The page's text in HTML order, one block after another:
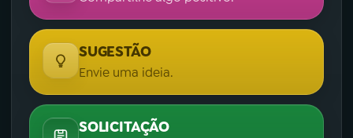
SUGESTÃO
Envie uma ideia.
SOLICITAÇÃO